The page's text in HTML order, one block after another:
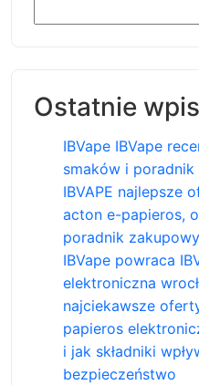
Ostatnie
IBVape IBVape
smaków i
IBVAPE najlepsze
acton e-papieros,
poradnik zakupowy
IBVape powraca
elektroniczna
najciekawsze
papieros
i jak składniki
bezpieczeństwo